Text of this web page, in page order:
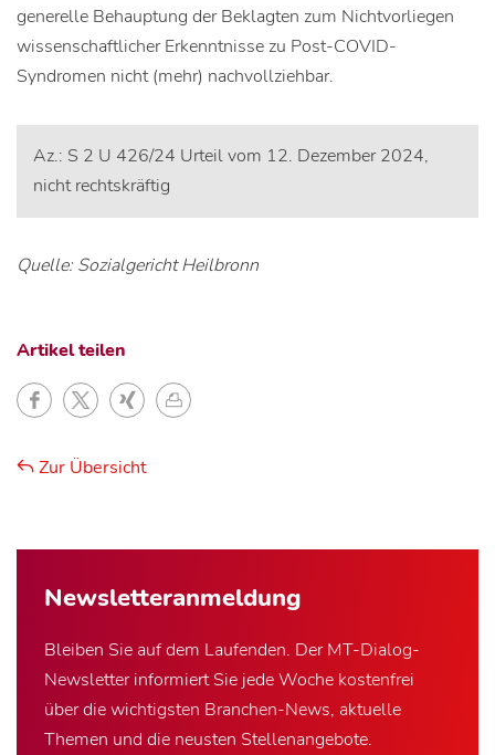
Newsletter­anmeldung
Bleiben Sie auf dem Laufenden. Der MT-Dialog-
Newsletter informiert Sie jede Woche kostenfrei
über die wichtigsten Branchen-News, aktuelle
Themen und die neusten Stellenangebote.
generelle Behauptung der Beklagten zum Nichtvorliegen
wissenschaftlicher Erkenntnisse zu Post-COVID-
Syndromen nicht (mehr) nachvollziehbar.
Az.: S 2 U 426/24 Urteil vom 12. Dezember 2024,
nicht rechtskräftig
Quelle: Sozialgericht Heilbronn
Artikel teilen
Zur Übersicht